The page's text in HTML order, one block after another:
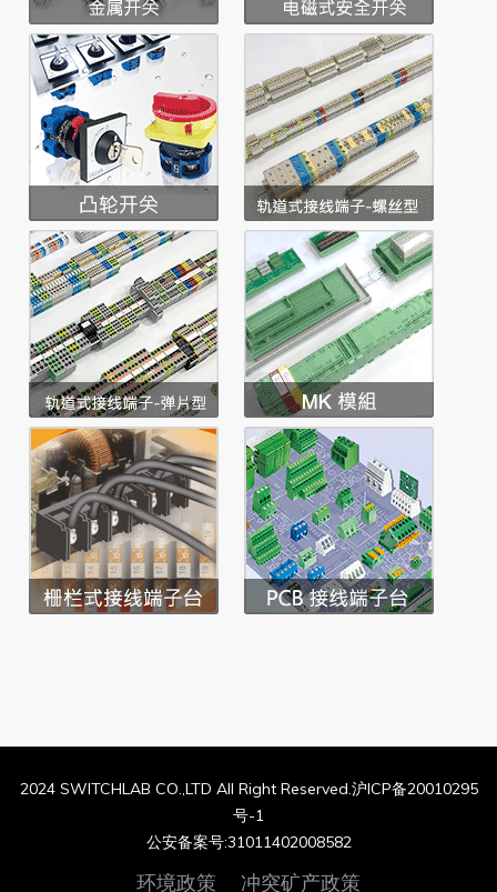
2024 SWITCHLAB CO.,LTD All Right Reserved.沪ICP备20010295
号-1
公安备案号:31011402008582
环境政策 冲突矿产政策